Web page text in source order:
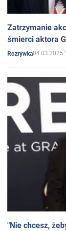
Zatrzymanie
śmierci aktora
Rozrywka04.03.2025
"Nie chcesz,